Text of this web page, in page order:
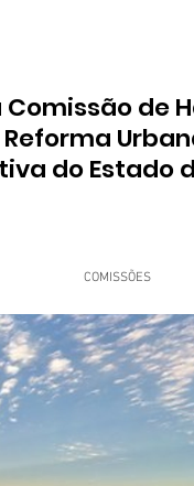
de
do Estado
COMISSÕES